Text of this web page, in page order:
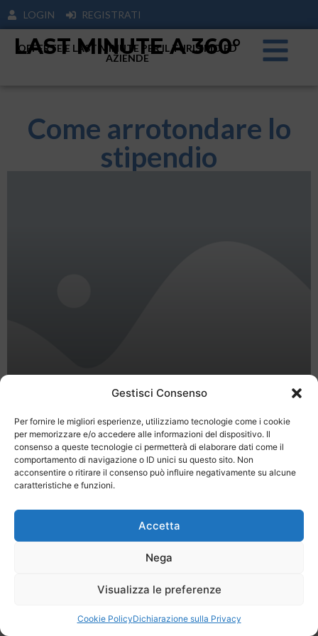
Gestisci Consenso
Per fornire le migliori esperienze, utilizziamo tecnologie come i cookie
per memorizzare e/o accedere alle informazioni del dispositivo. Il
consenso a queste tecnologie ci permetterà di elaborare dati come il
comportamento di navigazione o ID unici su questo sito. Non
acconsentire o ritirare il consenso può influire negativamente su alcune
caratteristiche e funzioni.
Accetta
Nega
Visualizza le preferenze
Cookie PolicyDichiarazione sulla Privacy
LOGIN REGISTRATI
LAST MINUTE A 360°
OFFERTE E LAST MINUTE PER IL TURISIMO ED
AZIENDE
Come arrotondare lo
stipendio